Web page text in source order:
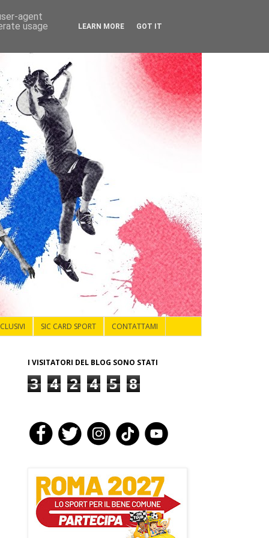
SIC CARD SPORT CONTATTAMI
I VISITATORI DEL BLOG SONO STATI
3 4 2 4 5 8
agent
usage
LEARN MORE GOT IT